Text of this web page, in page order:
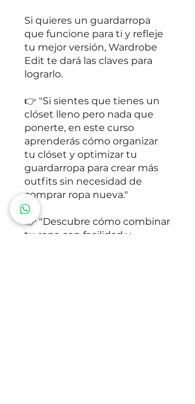
Si quieres un guardarropa
que funcione para ti y refleje
tu mejor versión, Wardrobe
Edit te dará las claves para
lograrlo.
👉 "Si sientes que tienes un
clóset lleno pero nada que
ponerte, en este curso
aprenderás cómo organizar
tu clóset y optimizar tu
guardarropa para crear más
outfits sin necesidad de
comprar ropa nueva."
👉 "Descubre cómo combinar
tu ropa con facilidad y